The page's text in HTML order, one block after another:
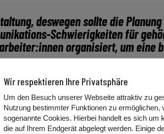
deswegen sollte die
Schwierigkeiten für
organisiert, um
wir uns mit dem Thema Tod.
Wo werde ich beraten? Was sind die
Wir respektieren Ihre Privatsphäre
Um den Besuch unserer Webseite attraktiv zu
Nutzung bestimmter Funktionen zu ermöglichen,
sogenannte Cookies. Hierbei handelt es sich um
die auf Ihrem Endgerät abgelegt werden. Einige